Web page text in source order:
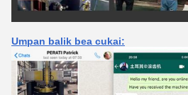
Umpan balik bea cukai: